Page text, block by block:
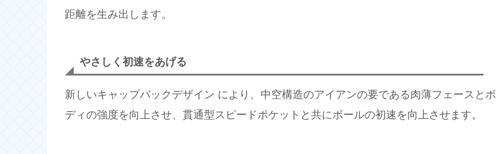
距離を生み出します。
やさしく初速をあげる
新しいキャップバックデザイン により、中空構造のアイアンの要である肉薄フェースとボ
ディの強度を向上させ、貫通型スピードポケットと共にボールの初速を向上させます。